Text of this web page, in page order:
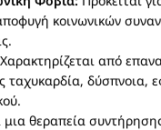
κοινωνικών
Χαρακτηρίζεται από
δύσπνοια,
μια θεραπεία